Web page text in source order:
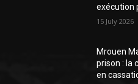
exécution
15 July 2026
Mrouen
prison : la
en